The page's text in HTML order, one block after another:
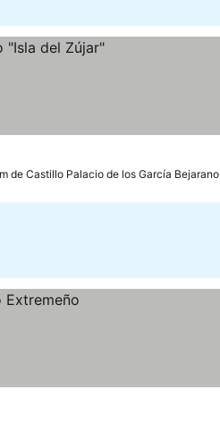
de Castillo Palacio de los García Bejarano